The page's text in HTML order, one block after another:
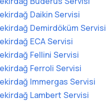
Daikin Servisi
Demirdöküm Servisi
ECA Servisi
Fellini Servisi
Ferroli Servisi
Immergas Servisi
Lambert Servisi